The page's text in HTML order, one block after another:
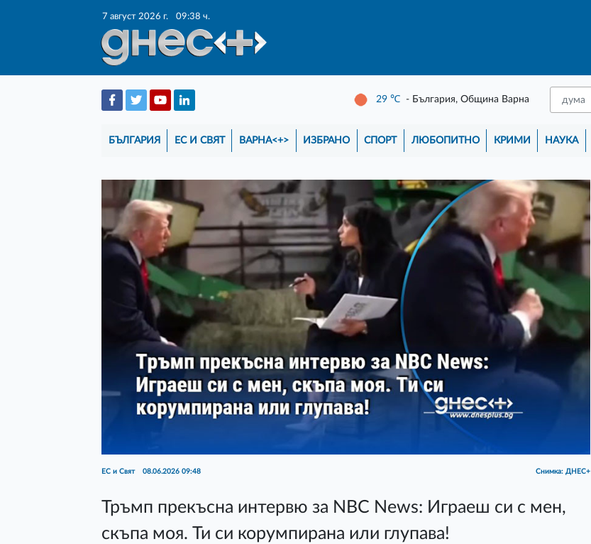
7 август 2026 г. 09:38 ч.
29 ℃ - България, Община Варна
БЪЛГАРИЯ ЕС И СВЯТ ВАРНА<+> ИЗБРАНО СПОРТ ЛЮБОПИТНО КРИМИ НАУКА
ЕС и Свят 08.06.2026 09:48 Снимка: ДНЕС+
Тръмп прекъсна интервю за NBC News: Играеш си с мен,
скъпа моя. Ти си корумпирана или глупава!